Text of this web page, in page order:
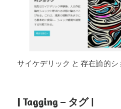
サイケデリック と 存在論的シ
| Tagging – タグ |